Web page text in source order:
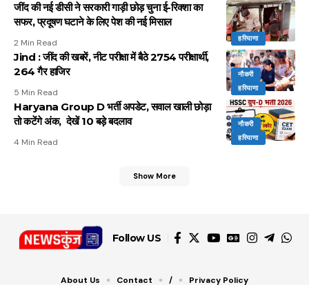
हरियाणा
जींद की नई डीसी ने सरकारी गाड़ी छोड़ चुना ई-रिक्शा का
सफर, प्रदूषण घटाने के लिए पेश की नई मिसाल
2 Min Read
नौकरी
हरियाणा
Jind : जींद की खबरें, नीट परीक्षा में बैठे 2754 परीक्षार्थी,
264 गैर हाजिर
5 Min Read
नौकरी
हरियाणा
Haryana Group D भर्ती अपडेट, सवाल खाली छोड़ा
तो कटेंगे अंक, देखें 10 बड़े बदलाव
4 Min Read
Show More
Follow US
About Us Contact / Privacy Policy